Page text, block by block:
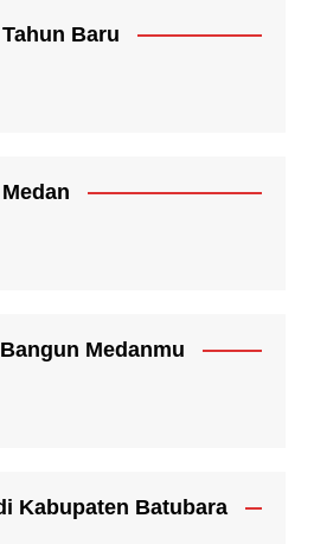
Baru
Medanmu
Kabupaten Batubara